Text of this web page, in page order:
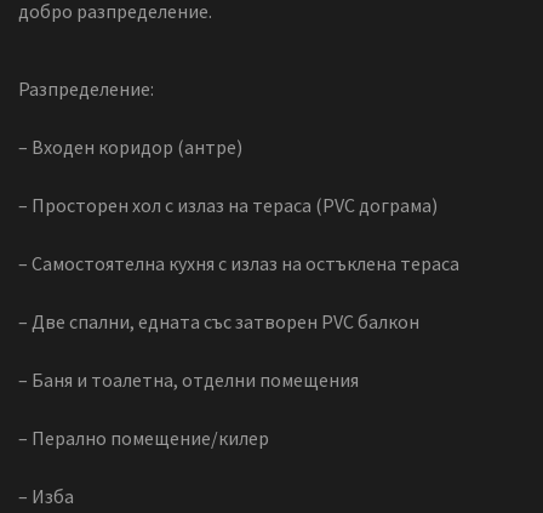
добро разпределение.
Разпределение:
– Входен коридор (антре)
– Просторен хол с излаз на тераса (PVC дограма)
– Самостоятелна кухня с излаз на остъклена тераса
– Две спални, едната със затворен PVC балкон
– Баня и тоалетна, отделни помещения
– Перално помещение/килер
– Изба